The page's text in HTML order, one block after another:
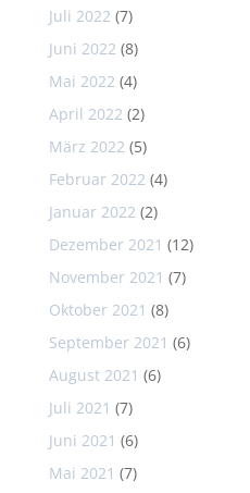
Juli 2022 (7)
Juni 2022 (8)
Mai 2022 (4)
April 2022 (2)
März 2022 (5)
Februar 2022 (4)
Januar 2022 (2)
Dezember 2021 (12)
November 2021 (7)
Oktober 2021 (8)
September 2021 (6)
August 2021 (6)
Juli 2021 (7)
Juni 2021 (6)
Mai 2021 (7)